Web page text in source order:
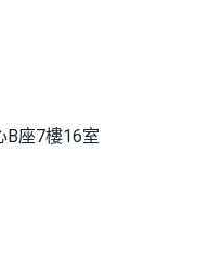
B座7樓16室